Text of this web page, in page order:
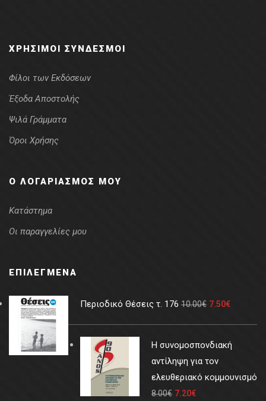
ΧΡΉΣΙΜΟΙ ΣΎΝΔΕΣΜΟΙ
Φίλοι των Εκδόσεων
Έξοδα Αποστολής
Ψιλά Γράμματα
Όροι Χρήσης
Ο ΛΟΓΑΡΙΑΣΜΌΣ ΜΟΥ
Κατάστημα
Οι παραγγελίες μου
ΕΠΙΛΕΓΜΈΝΑ
Περιοδικό Θέσεις τ. 176 10.00€ 7.50€
Η συνομοσπονδιακή
αντίληψη για τον
ελευθεριακό κομμουνισμό
8.00€ 7.20€